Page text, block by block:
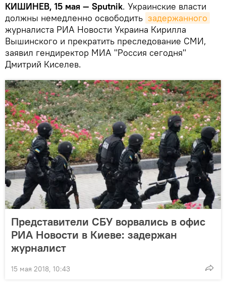
КИШИНЕВ, 15 мая — Sputnik. Украинские власти
должны немедленно освободить задержанного
журналиста РИА Новости Украина Кирилла
Вышинского и прекратить преследование СМИ,
заявил гендиректор МИА "Россия сегодня"
Дмитрий Киселев.
Представители СБУ ворвались в офис
РИА Новости в Киеве: задержан
журналист
15 мая 2018, 10:43